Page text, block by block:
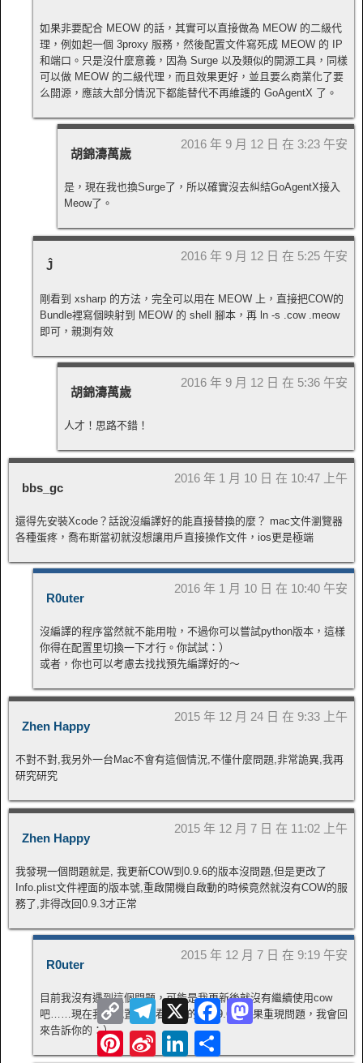
如果非要配合 MEOW 的話，其實可以直接做為 MEOW 的二級代
理，例如起一個 3proxy 服務，然後配置文件寫死成 MEOW 的 IP
和端口。只是沒什麼意義，因為 Surge 以及類似的開源工具，同樣
可以做 MEOW 的二級代理，而且效果更好，並且要么商業化了要
么開源，應該大部分情況下都能替代不再維護的 GoAgentX 了。
胡錦濤萬歲
2016 年 9 月 12 日 在 3:23 午安
是，現在我也換Surge了，所以確實沒去糾結GoAgentX接入
Meow了。
Ĵ
2016 年 9 月 12 日 在 5:25 午安
剛看到 xsharp 的方法，完全可以用在 MEOW 上，直接把COW的
Bundle裡寫個映射到 MEOW 的 shell 腳本，再 ln -s .cow .meow
即可，親測有效
胡錦濤萬歲
2016 年 9 月 12 日 在 5:36 午安
人才！思路不錯！
bbs_gc
2016 年 1 月 10 日 在 10:47 上午
還得先安裝Xcode？話說沒編譯好的能直接替換的麼？ mac文件瀏覽器
各種蛋疼，喬布斯當初就沒想讓用戶直接操作文件，ios更是極端
R0uter
2016 年 1 月 10 日 在 10:40 午安
沒編譯的程序當然就不能用啦，不過你可以嘗試python版本，這樣
你得在配置里切換一下才行。你試試：）
或者，你也可以考慮去找找預先編譯好的～
Zhen Happy
2015 年 12 月 24 日 在 9:33 上午
不對不對,我另外一台Mac不會有這個情況,不懂什麼問題,非常詭異,我再
研究研究
Zhen Happy
2015 年 12 月 7 日 在 11:02 上午
我發現一個問題就是, 我更新COW到0.9.6的版本沒問題,但是更改了
Info.plist文件裡面的版本號,重啟開機自啟動的時候竟然就沒有COW的服
務了,非得改回0.9.3才正常
R0uter
2015 年 12 月 7 日 在 9:19 午安
目前我沒有遇到這個問題，可能是我更新後就沒有繼續使用cow
吧……現在我去配置試試看，我的是0.9.6，如果重現問題，我會回
來告訴你的：）
Copy
Link
Telegram
X FacebookMastodon
Pinterest
Sina
Weibo
LinkedIn